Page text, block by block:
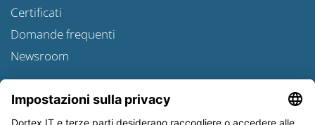
Certificati
Domande frequenti
Newsroom
Informativa sulle spedizioni